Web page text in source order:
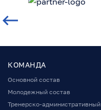
КОМАНДА
Основной состав
Молодежный состав
Тренерско-административный